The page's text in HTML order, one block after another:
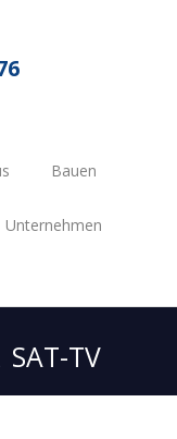
Bauen
Unternehmen
SAT-TV